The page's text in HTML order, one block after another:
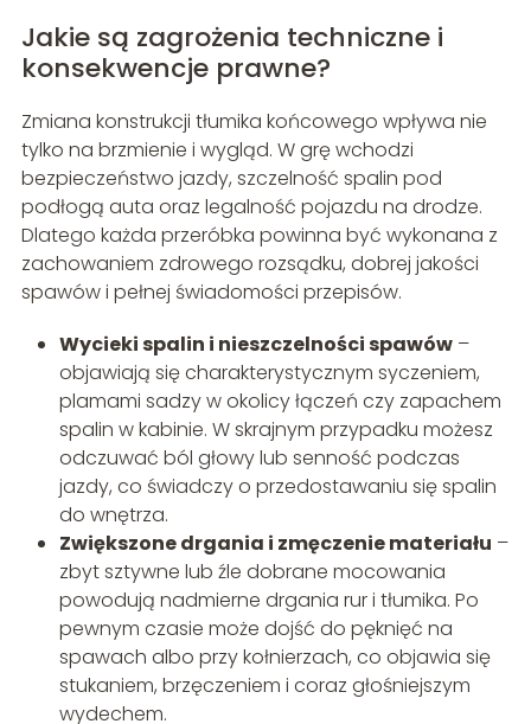
Jakie są zagrożenia techniczne i
konsekwencje prawne?
Zmiana konstrukcji tłumika końcowego wpływa nie
tylko na brzmienie i wygląd. W grę wchodzi
bezpieczeństwo jazdy, szczelność spalin pod
podłogą auta oraz legalność pojazdu na drodze.
Dlatego każda przeróbka powinna być wykonana z
zachowaniem zdrowego rozsądku, dobrej jakości
spawów i pełnej świadomości przepisów.
Wycieki spalin i nieszczelności spawów–
objawiają się charakterystycznym syczeniem,
plamami sadzy w okolicy łączeń czy zapachem
spalin w kabinie. W skrajnym przypadku możesz
odczuwać ból głowy lub senność podczas
jazdy, co świadczy o przedostawaniu się spalin
do wnętrza.
Zwiększone drgania i zmęczenie materiału –
zbyt sztywne lub źle dobrane mocowania
powodują nadmierne drgania rur i tłumika. Po
pewnym czasie może dojść do pęknięć na
spawach albo przy kołnierzach, co objawia się
stukaniem, brzęczeniem i coraz głośniejszym
wydechem.